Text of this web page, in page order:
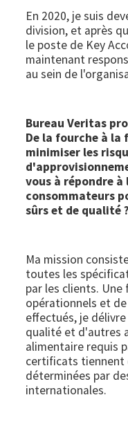
En 2020, je suis
division, et après
le poste de Key
maintenant
au sein de
Bureau Veritas
De la fourche à la
minimiser les
vous à répondre à
consommateurs
sûrs et de qualité ?
Ma mission
toutes les
par les clients. Une
opérationnels et
effectués, je
qualité et d'autres
alimentaire requis
certificats tiennent
déterminées par
internationales.